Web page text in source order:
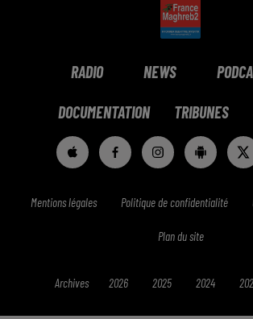
RADIO NEWS
DOCUMENTATION TRIBUNES
Mentions légales Politique de confidentialité
Plan du site
Archives 2026 2025 2024